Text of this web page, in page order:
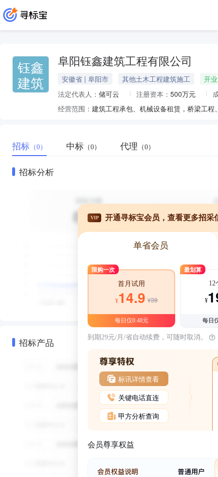
钰鑫
建筑
阜阳钰鑫建筑工程有限公司
安徽省 | 阜阳市 其他土木工程建筑施工
开业
法定代表人： 储可云 注册资本： 500万元
经营范围：
招标 （0） 中标 （0） 代理 （0）
招标分析
招标产品
VIP 开通寻标宝会员，查看更多招采
单省会员
限购一次
首月试用
¥14.9 ¥39
每日仅0.48元
最划算
12
¥
每日
到期29元/月/省自动续费，可随时取消。
标讯详情查看
关键电话直连
甲方分析查询
会员尊享权益